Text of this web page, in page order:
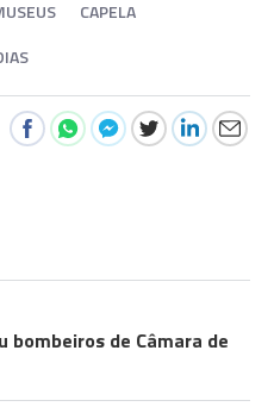
CAPELA
bombeiros de Câmara de